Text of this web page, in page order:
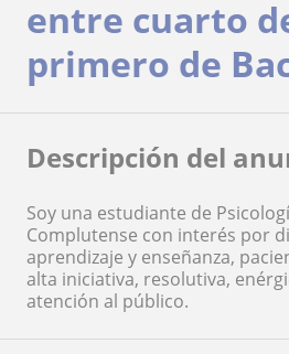
entre cuarto
primero de
Descripción del
Soy una estudiante de
Complutense con interés por
aprendizaje y enseñanza,
alta iniciativa, resolutiva,
atención al público.